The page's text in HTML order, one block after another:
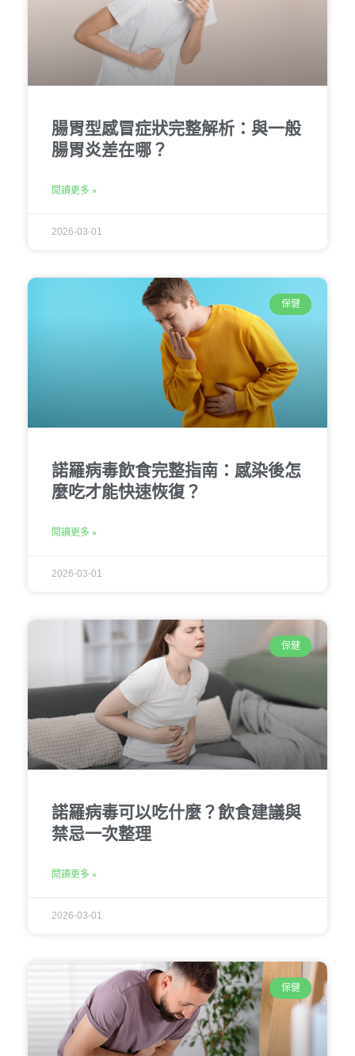
腸胃型感冒症狀完整解析：與一般
腸胃炎差在哪？
閱讀更多 »
2026-03-01
保健
諾羅病毒飲食完整指南：感染後怎
麼吃才能快速恢復？
閱讀更多 »
2026-03-01
保健
諾羅病毒可以吃什麼？飲食建議與
禁忌一次整理
閱讀更多 »
2026-03-01
保健